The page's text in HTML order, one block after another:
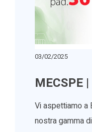
03/02/2025
MECSPE
Vi aspettiamo a
nostra gamma